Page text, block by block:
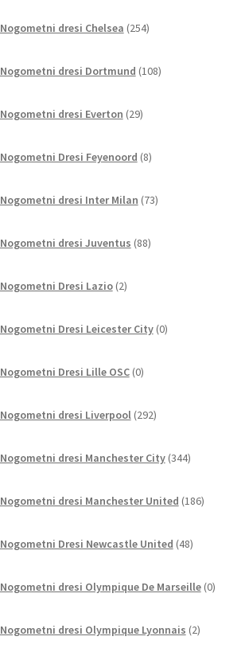
Nogometni dresi Chelsea 254izdelkov
Nogometni dresi Dortmund 108izdelkov
Nogometni dresi Everton 29izdelkov
Nogometni Dresi Feyenoord 8izdelkov
Nogometni dresi Inter Milan 73izdelkov
Nogometni dresi Juventus 88izdelkov
Nogometni Dresi Lazio 2izdelka
Nogometni Dresi Leicester City 0izdelkov
Nogometni Dresi Lille OSC 0izdelkov
Nogometni dresi Liverpool 292izdelkov
Nogometni dresi Manchester City 344izdelkov
Nogometni dresi Manchester United 186izdelkov
Nogometni Dresi Newcastle United 48izdelkov
Nogometni dresi Olympique De Marseille 0
Nogometni dresi Olympique Lyonnais 2izdelka